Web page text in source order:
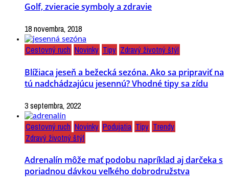
Golf, zvieracie symboly a zdravie
18 novembra, 2018
Cestovný ruch Novinky Tipy Zdravý životný štýl
Blížiaca jeseň a bežecká sezóna. Ako sa pripraviť na
tú nadchádzajúcu jesennú? Vhodné tipy sa zídu
3 septembra, 2022
Cestovný ruch Novinky Podujatia Tipy Trendy
Zdravý životný štýl
Adrenalín môže mať podobu napríklad aj darčeka s
poriadnou dávkou veľkého dobrodružstva